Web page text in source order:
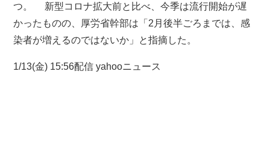
つ。 新型コロナ拡大前と比べ、今季は流行開始が遅
かったものの、 厚労省幹部は「2月後半ごろまでは、感
染者が増えるのではないか」と指摘した。
1/13(金) 15:56配信 yahooニュース